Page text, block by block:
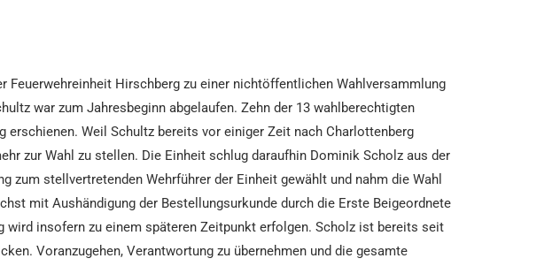
Feuerwehreinheit Hirschberg zu einer nichtöffentlichen Wahlversammlung
war zum Jahresbeginn abgelaufen. Zehn der 13 wahlberechtigten
erschienen. Weil Schultz bereits vor einiger Zeit nach Charlottenberg
zur Wahl zu stellen. Die Einheit schlug daraufhin Dominik Scholz aus der
stellvertretenden Wehrführer der Einheit gewählt und nahm die Wahl
mit Aushändigung der Bestellungsurkunde durch die Erste Beigeordnete
insofern zu einem späteren Zeitpunkt erfolgen. Scholz ist bereits seit
Voranzugehen, Verantwortung zu übernehmen und die gesamte